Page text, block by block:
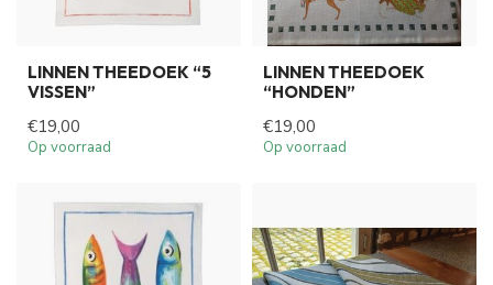
LINNEN THEEDOEK “5
VISSEN”
€19,00
Op voorraad
LINNEN THEEDOEK
“HONDEN”
€19,00
Op voorraad